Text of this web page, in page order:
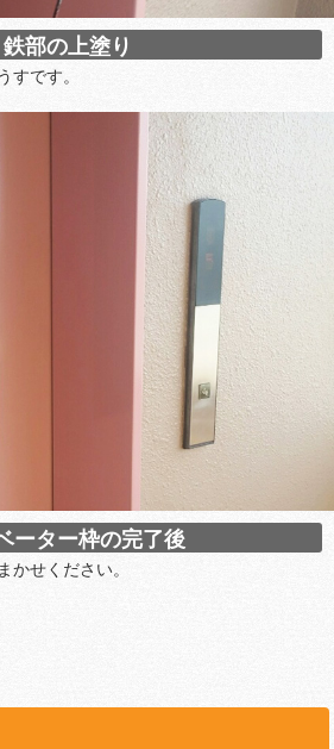
鉄部の上塗り
すです。
ーター枠の完了後
かせください。